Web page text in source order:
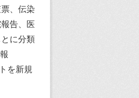
、伝染
告、医
に分類
を新規